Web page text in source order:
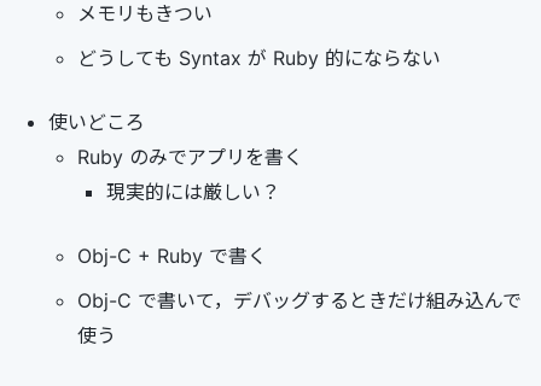
メモリもきつい
どうしても Syntax が Ruby 的にならない
使いどころ
Ruby のみでアプリを書く
現実的には厳しい？
Obj-C + Ruby で書く
Obj-C で書いて，デバッグするときだけ組み込んで
使う